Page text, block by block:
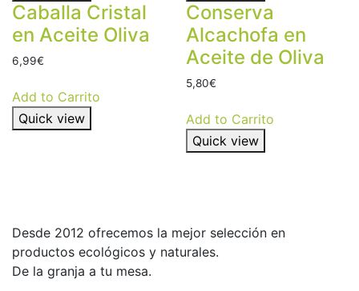
Caballa Cristal
en Aceite Oliva
6,99€
Add to Carrito
Quick view
Conserva
Alcachofa en
Aceite de Oliva
5,80€
Add to Carrito
Quick view
Desde 2012 ofrecemos la mejor selección en
productos ecológicos y naturales.
De la granja a tu mesa.